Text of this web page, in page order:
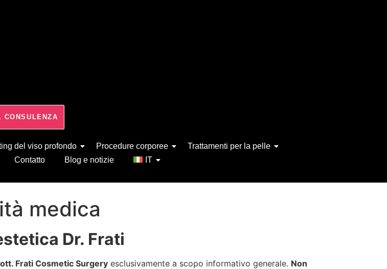
CONSULENZA
del viso profondo Procedure corporee
Trattamenti per la pelle
Contatto Blog e notizie IT
medica
Dr. Frati
Frati Cosmetic Surgery esclusivamente a scopo informativo generale. Non